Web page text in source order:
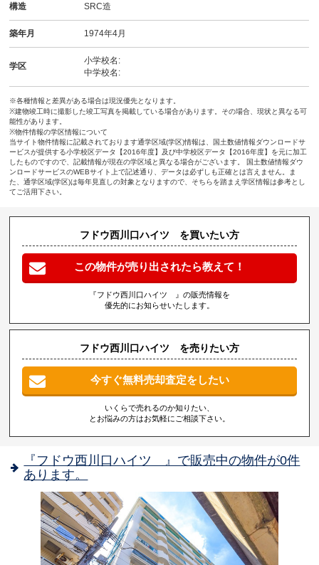
構造 SRC造
築年月 1974年4月
学区
小学校名:
中学校名:
※各種情報と差異がある場合は現況優先となります。
※建物竣工時に撮影した竣工写真を掲載している場合があります。その場合、現状と異なる可
能性があります。
※物件情報の学区情報について
当サイト物件情報に記載されております通学区域(学区)情報は、国土数値情報ダウンロードサ
ービスが提供する小学校区データ【2016年度】及び中学校区データ【2016年度】を元に加工
したものですので、記載情報が現在の学区域と異なる場合がございます。 国土数値情報ダウ
ンロードサービスのWEBサイト上で記述通り、データは必ずしも正確とは言えません。ま
た、通学区域(学区)は毎年見直しの対象となりますので、そちらを踏まえ学区情報は参考とし
てご活用下さい。
フドウ西川口ハイツ を買いたい方
この物件が売り出されたら教えて！
『フドウ西川口ハイツ 』の販売情報を
優先的にお知らせいたします。
フドウ西川口ハイツ を売りたい方
今すぐ無料売却査定をしたい
いくらで売れるのか知りたい、
とお悩みの方はお気軽にご相談下さい。
『フドウ西川口ハイツ 』で販売中の物件が0件
あります。